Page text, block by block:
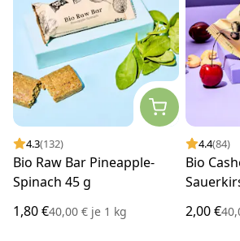
4.3(132)
Bio Raw Bar Pineapple-
Spinach 45 g
1,80 €40,00 € je 1 kg
4.4(84)
Bio
2,00 €